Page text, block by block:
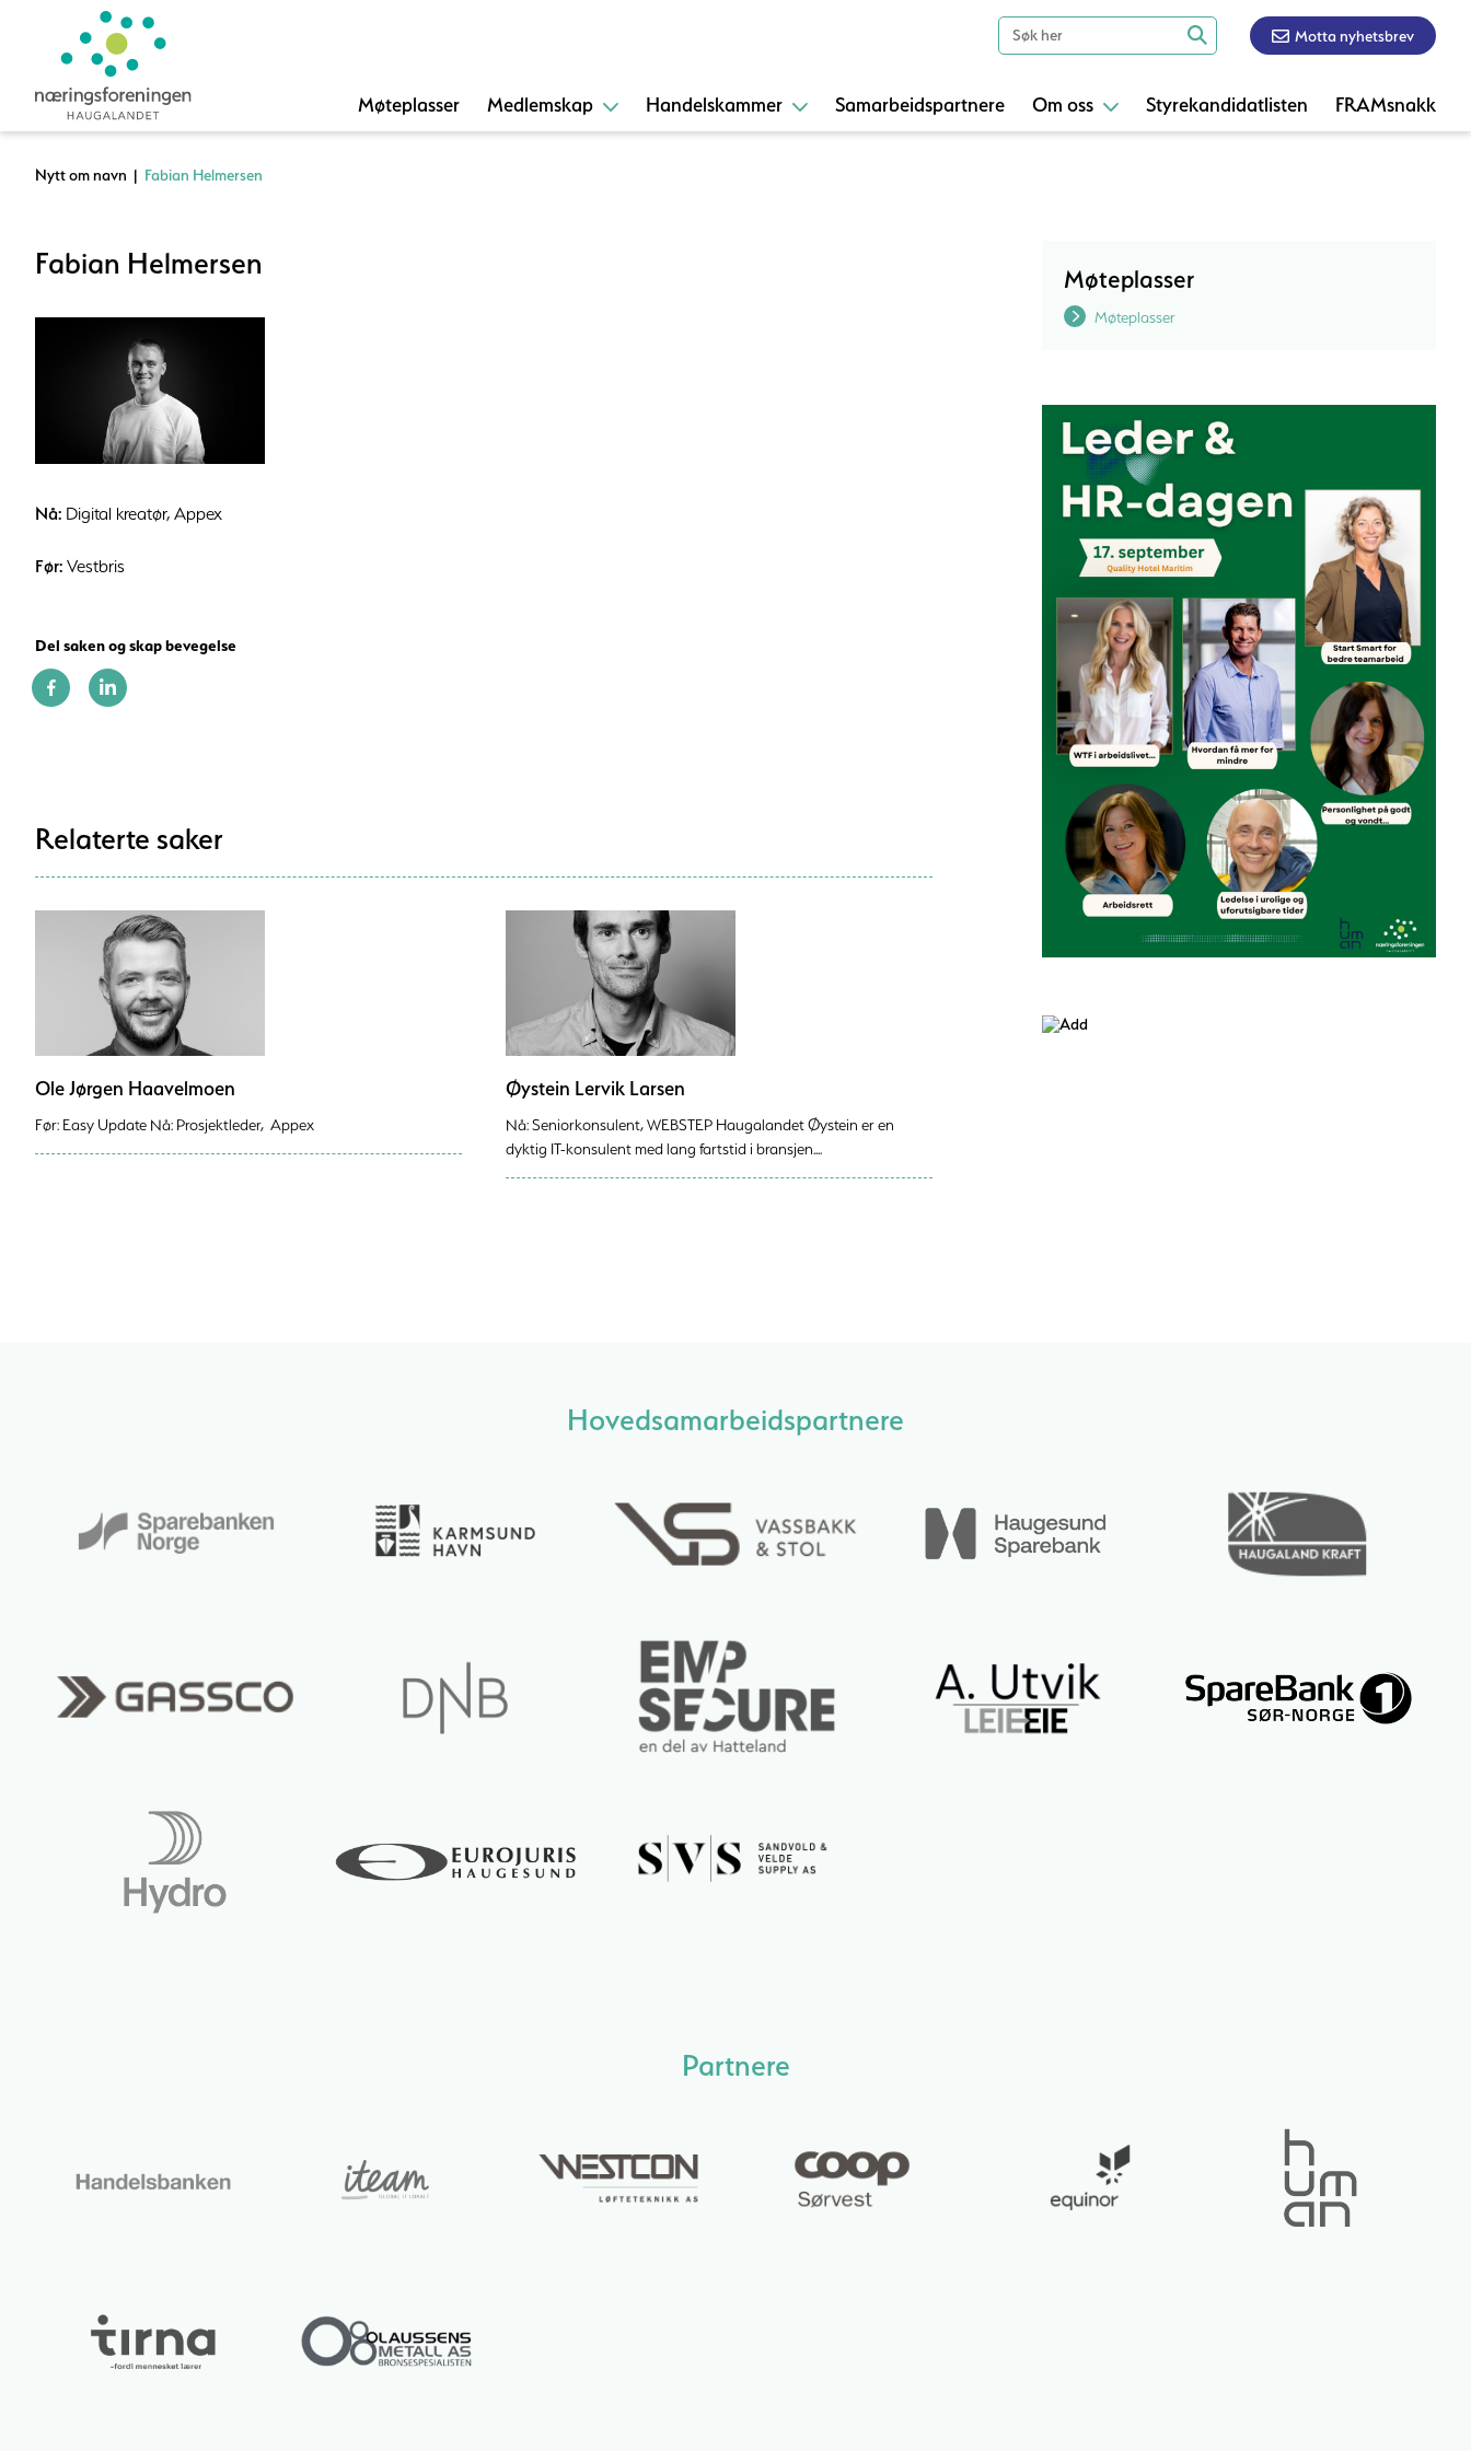
Motta nyhetsbrev
Møteplasser Medlemskap Handelskammer Samarbeidspartnere Om oss Styrekandidatlisten FRAMsnakk
Nytt om navn | Fabian Helmersen
Fabian Helmersen
Nå: Digital kreatør, Appex
Før: Vestbris
Del saken og skap bevegelse
Relaterte saker
Ole Jørgen Haavelmoen
Før: Easy Update Nå: Prosjektleder, Appex
Øystein Lervik Larsen
Nå: Seniorkonsulent, WEBSTEP Haugalandet Øystein er en
dyktig IT-konsulent med lang fartstid i bransjen....
Møteplasser
Møteplasser
Hovedsamarbeidspartnere
Partnere